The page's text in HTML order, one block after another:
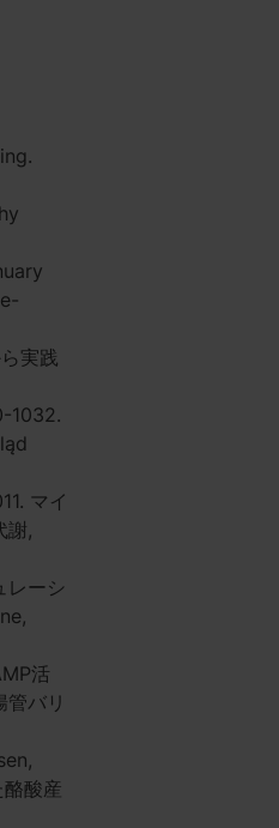
実践
1032.
マイ
謝,
レーシ
活
バリ
酸産